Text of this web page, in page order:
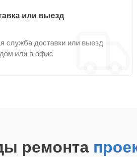
или выезд
служба доставки или выезд
или в офис
ремонта